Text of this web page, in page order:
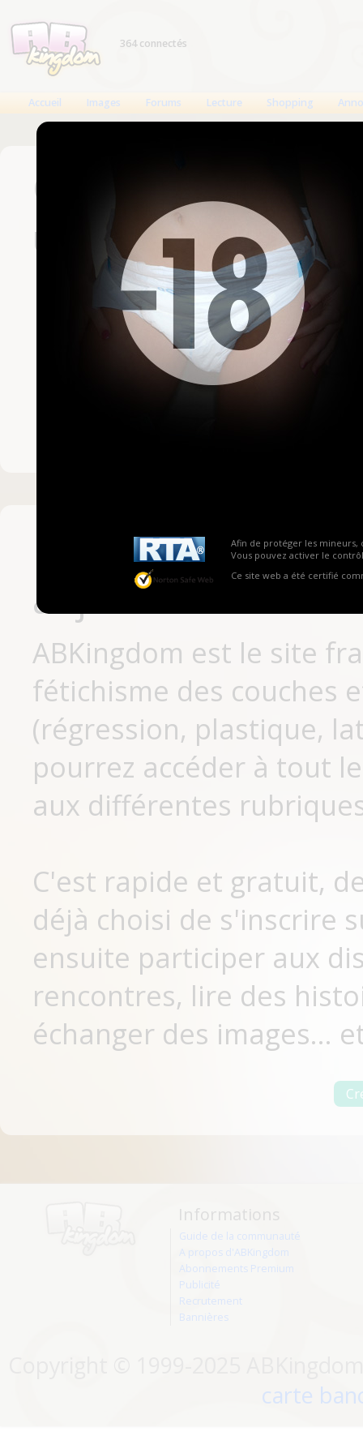
Afin de protéger les mineurs,
Vous pouvez activer le
Ce site web a été certifié
364 connectés
Accueil Images Forums Lecture Shopping
Connexion
Un compte est
Nom d'utilisateur
Mot de passe
Pas encore
aujourd'hui
ABKingdom est le site
fétichisme des couches
(régression, plastique,
pourrez accéder à tout
aux différentes
C'est rapide et gratuit,
déjà choisi de s'inscrire
ensuite participer aux
rencontres, lire des
échanger des images...
Informations
Guide de la communauté
A propos d'ABKingdom
Abonnements Premium
Publicité
Recrutement
Bannières
carte